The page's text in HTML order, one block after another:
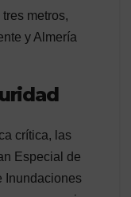
metros,
y Almería
crítica, las
Especial de
Inundaciones